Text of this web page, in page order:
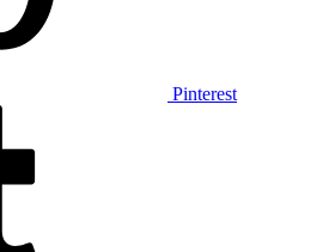
Pinterest